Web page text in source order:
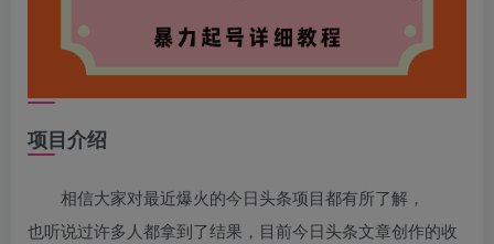
项目介绍
相信大家对最近爆火的今日头条项目都有所了解，
也听说过许多人都拿到了结果，目前今日头条文章创作的收